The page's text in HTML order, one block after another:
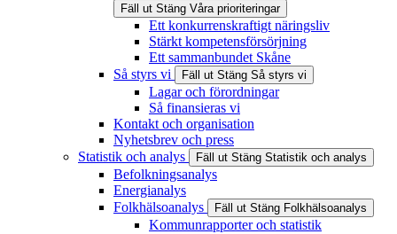
Fäll ut Stäng Våra prioriteringar
Ett konkurrenskraftigt näringsliv
Stärkt kompetensförsörjning
Ett sammanbundet Skåne
Så styrs vi
Fäll ut Stäng Så styrs vi
Lagar och förordningar
Så finansieras vi
Kontakt och organisation
Nyhetsbrev och press
Statistik och analys
Fäll ut Stäng Statistik och analys
Befolkningsanalys
Energianalys
Folkhälsoanalys
Fäll ut Stäng Folkhälsoanalys
Kommunrapporter och statistik